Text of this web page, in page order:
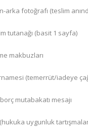
arka fotoğrafı (teslim
tutanağı (basit 1 sayfa)
makbuzları
(temerrüt/iadeye
mutabakatı mesajı
uygunluk